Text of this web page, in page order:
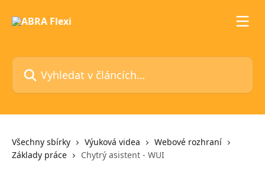
Vyhledat v článcích…
Všechny sbírky Výuková videa
Webové rozhraní
Základy práce
Chytrý asistent - WUI